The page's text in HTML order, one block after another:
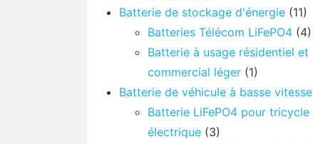
Batterie de stockage d'énergie (11)
Batteries Télécom LiFePO4 (4)
Batterie à usage résidentiel et
commercial léger (1)
Batterie de véhicule à basse vitesse
Batterie LiFePO4 pour tricycle
électrique (3)